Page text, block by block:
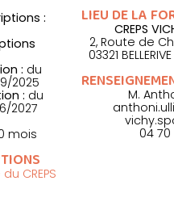
:
: du
2025
: du
2027
mois
CREPS
LIEU DE LA
CREPS
2, Route de
03321
M.
04 70